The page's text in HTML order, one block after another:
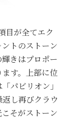
目が全てエク
ントのストーン
きはプロポー
す。
上部に位
「パビリオン」
し再びクラウ
そがストーン